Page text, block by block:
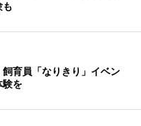
も
育員「なりきり」イベン
を